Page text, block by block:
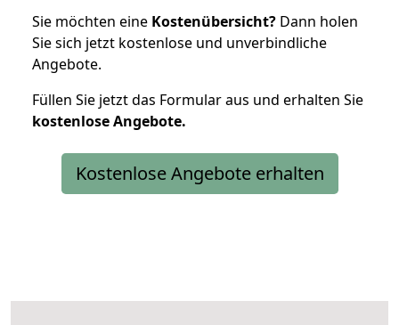
Sie möchten eine Kostenübersicht? Dann holen
Sie sich jetzt kostenlose und unverbindliche
Angebote.
Füllen Sie jetzt das Formular aus und erhalten Sie
kostenloseAngebote.
Kostenlose Angebote erhalten